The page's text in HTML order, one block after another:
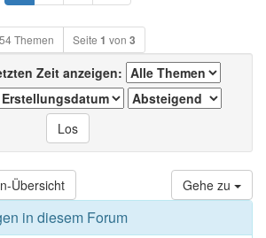
54 Themen Seite 1 von 3
Zeit anzeigen:
Übersicht Gehe zu
in diesem Forum